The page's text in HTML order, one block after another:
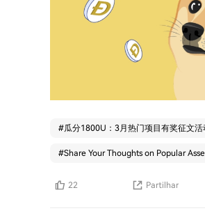
#瓜分1800U：3月热门项目有奖征文活
#Share Your Thoughts on Popular
22 Partilhar